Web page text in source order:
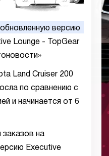
Land Cruiser 200
по сравнению с
и начинается от 6
заказов на
Executive